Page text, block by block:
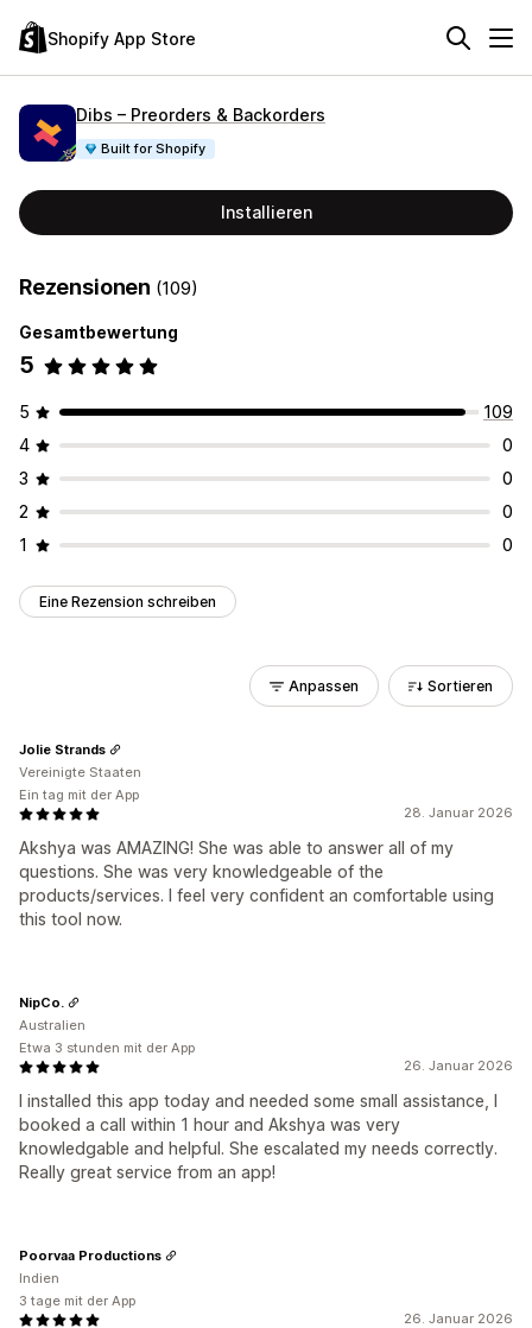
Shopify App Store
Dibs – Preorders & Backorders
Built for Shopify
Installieren
Rezensionen (109)
Gesamtbewertung
5
5
109
4
0
3
0
2
0
1
0
Eine Rezension schreiben
Anpassen Sortieren
28. Januar 2026
Akshya was AMAZING! She was able to answer all of my
questions. She was very knowledgeable of the
products/services. I feel very confident an comfortable using
this tool now.
Jolie Strands
Vereinigte Staaten
Ein tag mit der App
26. Januar 2026
I installed this app today and needed some small assistance, I
booked a call within 1 hour and Akshya was very
knowledgable and helpful. She escalated my needs correctly.
Really great service from an app!
NipCo.
Australien
Etwa 3 stunden mit der App
26. Januar 2026
Poorvaa Productions
Indien
3 tage mit der App